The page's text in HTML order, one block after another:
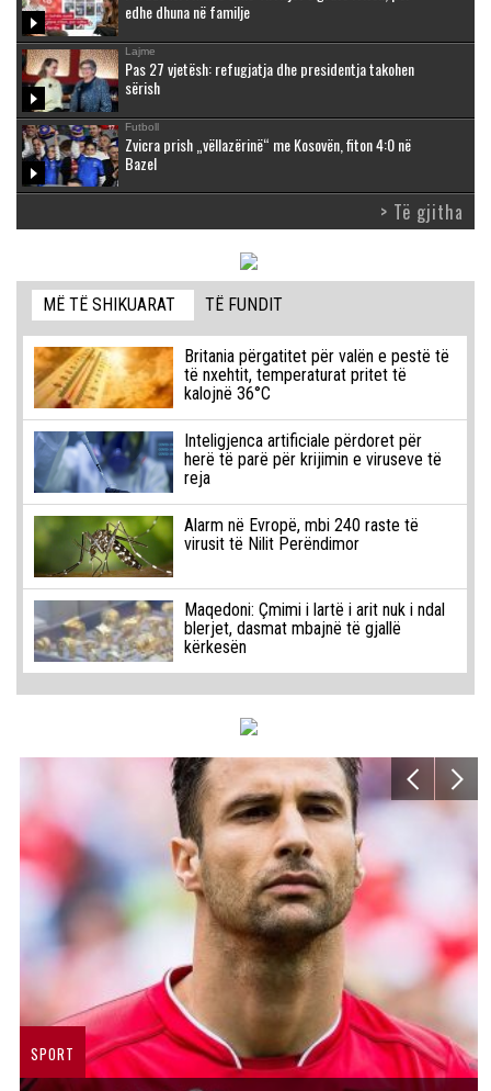
edhe dhuna në familje
Lajme
Pas 27 vjetësh: refugjatja dhe presidentja takohen
sërish
Futboll
Zvicra prish „vëllazërinë“ me Kosovën, fiton 4:0 në
Bazel
> Të gjitha
MË TË SHIKUARAT TË FUNDIT
Britania përgatitet për valën e pestë të
të nxehtit, temperaturat pritet të
kalojnë 36°C
Inteligjenca artificiale përdoret për
herë të parë për krijimin e viruseve të
reja
Alarm në Evropë, mbi 240 raste të
virusit të Nilit Perëndimor
Maqedoni: Çmimi i lartë i arit nuk i ndal
blerjet, dasmat mbajnë të gjallë
kërkesën
SPORT